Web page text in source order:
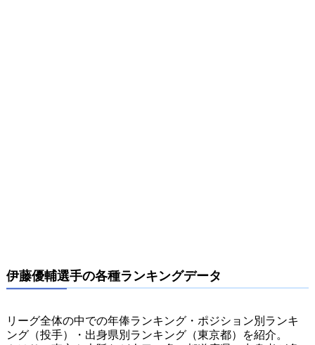
伊藤優輔選手の各種ランキングデータ
リーグ全体の中での年俸ランキング・ポジション別ランキ
ング（投手）・出身県別ランキング（東京都）を紹介。